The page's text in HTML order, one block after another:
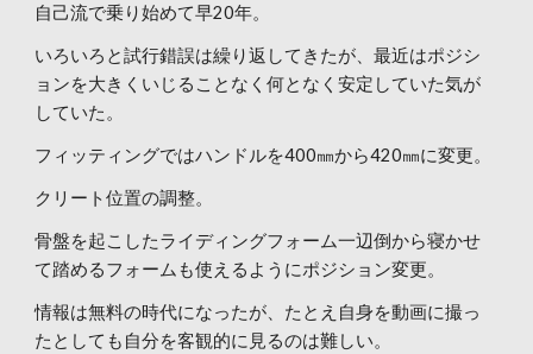
自己流で乗り始めて早20年。
いろいろと試行錯誤は繰り返してきたが、最近はポジシ
ョンを大きくいじることなく何となく安定していた気が
していた。
フィッティングではハンドルを400㎜から420㎜に変更。
クリート位置の調整。
骨盤を起こしたライディングフォーム一辺倒から寝かせ
て踏めるフォームも使えるようにポジション変更。
情報は無料の時代になったが、たとえ自身を動画に撮っ
たとしても自分を客観的に見るのは難しい。